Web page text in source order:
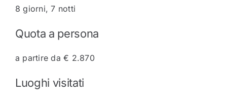
8 giorni, 7 notti
Quota a persona
a partire da € 2.870
Luoghi visitati